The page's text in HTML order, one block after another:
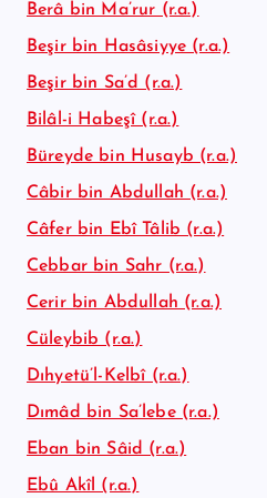
Berâ bin Ma’rur (r.a.)
Beşir bin Hasâsiyye (r.a.)
Beşir bin Sa’d (r.a.)
Bilâl-i Habeşî (r.a.)
Büreyde bin Husayb (r.a.)
Câbir bin Abdullah (r.a.)
Câfer bin Ebî Tâlib (r.a.)
Cebbar bin Sahr (r.a.)
Cerir bin Abdullah (r.a.)
Cüleybib (r.a.)
Dıhyetü’l-Kelbî (r.a.)
Dımâd bin Sa’lebe (r.a.)
Eban bin Sâid (r.a.)
Ebû Akîl (r.a.)